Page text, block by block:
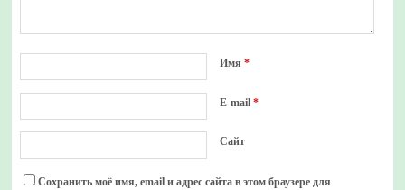
Имя *
E-mail *
Сайт
Сохранить моё имя, email и адрес сайта в этом браузере для